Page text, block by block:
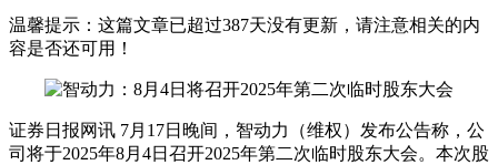
温馨提示：这篇文章已超过387天没有更新，请注意相关的内
容是否还可用！
证券日报网讯 7月17日晚间，智动力（维权）发布公告称，公
司将于2025年8月4日召开2025年第二次临时股东大会。本次股